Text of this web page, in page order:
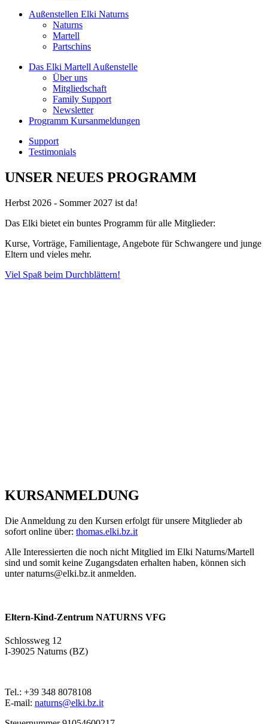
Außenstellen Elki Naturns
Naturns
Martell
Partschins
Das Elki Martell Außenstelle
Über uns
Mitgliedschaft
Family Support
Newsletter
Programm Kursanmeldungen
Support
Testimonials
UNSER NEUES PROGRAMM
Herbst 2026 - Sommer 2027 ist da!
Das Elki bietet ein buntes Programm für alle Mitglieder:
Kurse, Vorträge, Familientage, Angebote für Schwangere und junge
Eltern und vieles mehr.
Viel Spaß beim Durchblättern!
KURSANMELDUNG
Die Anmeldung zu den Kursen erfolgt für unsere Mitglieder ab
sofort online über: thomas.elki.bz.it
Alle Interessierten die noch nicht Mitglied im Elki Naturns/Martell
sind und somit keine Zugangsdaten erhalten haben, können sich
unter naturns@elki.bz.it anmelden.
Eltern-Kind-Zentrum NATURNS VFG
Schlossweg 12
I-39025 Naturns (BZ)
Tel.: +39 348 8078108
E-mail: naturns@elki.bz.it